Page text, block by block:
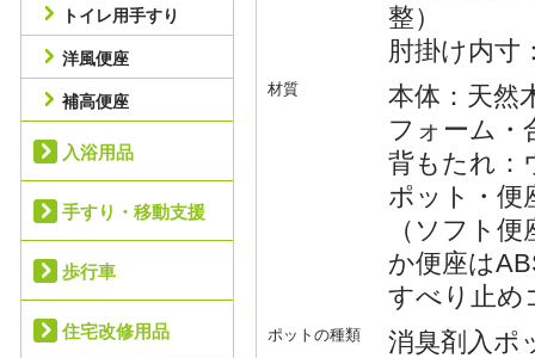
整）
肘掛け内寸
材質
本体：天然
フォーム・
背もたれ：
ポット・便
（ソフト
か便座は
すべり止め
ポットの種類 消臭剤入ポ
トイレ用手すり
洋風便座
補高便座
入浴用品
手すり・移動支援
歩行車
住宅改修用品